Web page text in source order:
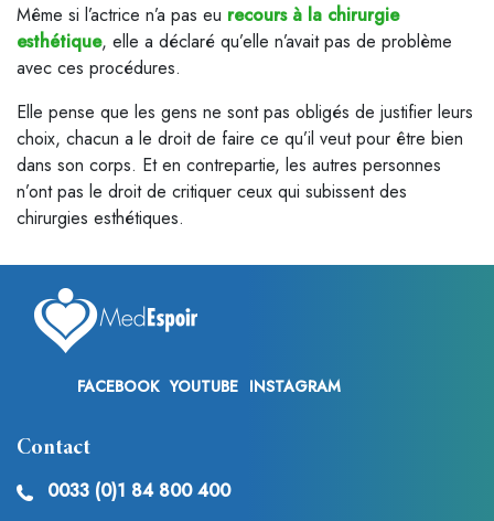
Même si l’actrice n’a pas eu recours à la chirurgie
esthétique, elle a déclaré qu’elle n’avait pas de problème
avec ces procédures.
Elle pense que les gens ne sont pas obligés de justifier leurs
choix, chacun a le droit de faire ce qu’il veut pour être bien
dans son corps. Et en contrepartie, les autres personnes
n’ont pas le droit de critiquer ceux qui subissent des
chirurgies esthétiques.
FACEBOOK YOUTUBE INSTAGRAM
Contact
0033 (0)1 84 800 400